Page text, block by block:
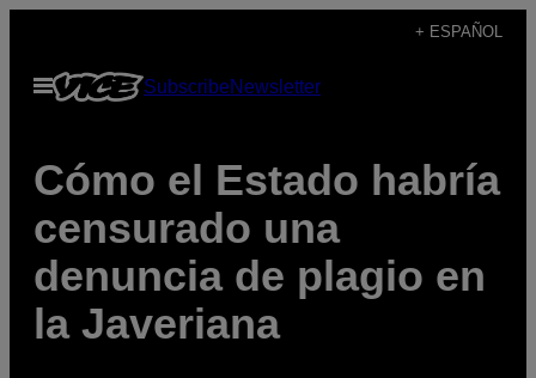
contenido
+ ESPAÑOL
Abrir
Menú
SubscribeNewsletter
Cómo el Estado habría
censurado una
denuncia de plagio en
la Javeriana